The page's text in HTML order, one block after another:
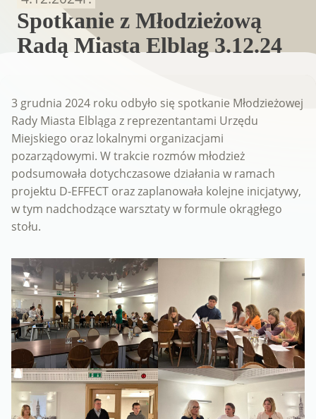
Spotkanie z Młodzieżową
Radą Miasta Elblag 3.12.24
3 grudnia 2024 roku odbyło się spotkanie Młodzieżowej
Rady Miasta Elbląga z reprezentantami Urzędu
Miejskiego oraz lokalnymi organizacjami
pozarządowymi. W trakcie rozmów młodzież
podsumowała dotychczasowe działania w ramach
projektu D-EFFECT oraz zaplanowała kolejne inicjatywy,
w tym nadchodzące warsztaty w formule okrągłego
stołu.